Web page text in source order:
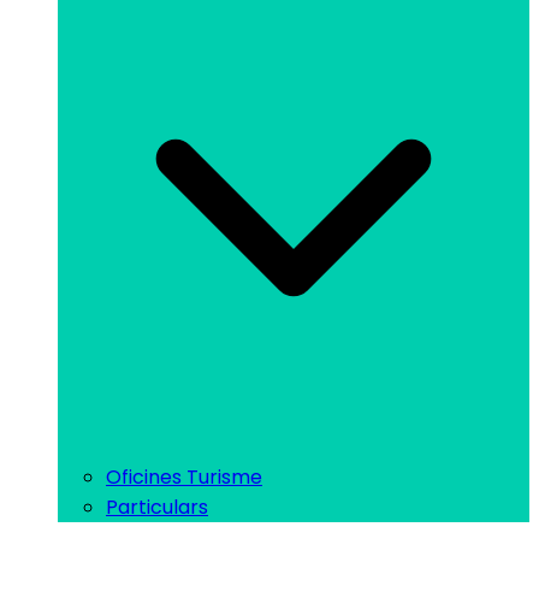
Oficines Turisme
Particulars